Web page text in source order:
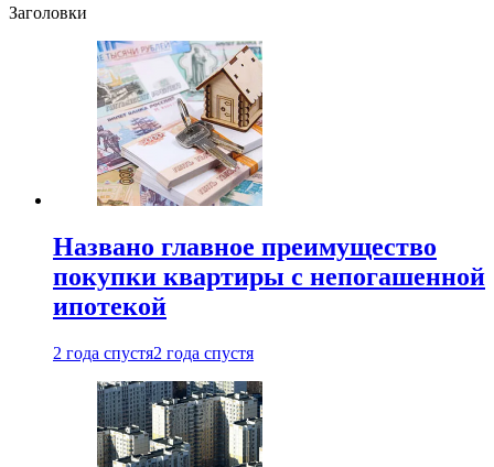
Заголовки
Названо главное преимущество
покупки квартиры с непогашенной
ипотекой
2 года спустя2 года спустя